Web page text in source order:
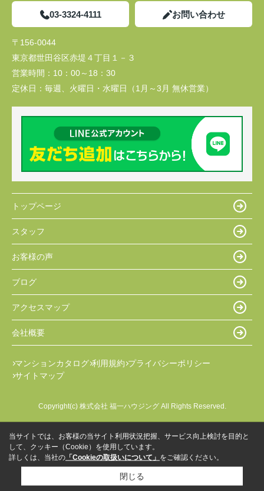
03-3324-4111 お問い合わせ
〒156-0044
東京都世田谷区赤堤４丁目１－３
営業時間： 10：00～18：30
定休日： 毎週、火曜日・水曜日（1月～3月 無休営業）
トップページ
スタッフ
お客様の声
ブログ
アクセスマップ
会社概要
マンションカタログ 利用規約 プライバシーポリシー
サイトマップ
Copyright(c) 株式会社 福一ハウジング All Rights Reserved.
当サイトでは、お客様の当サイト利用状況把握、サービス向上検討を目的と
して、クッキー（Cookie）を使用しています。
詳しくは、当社の 「Cookieの取扱いについて」 をご確認ください。
閉じる